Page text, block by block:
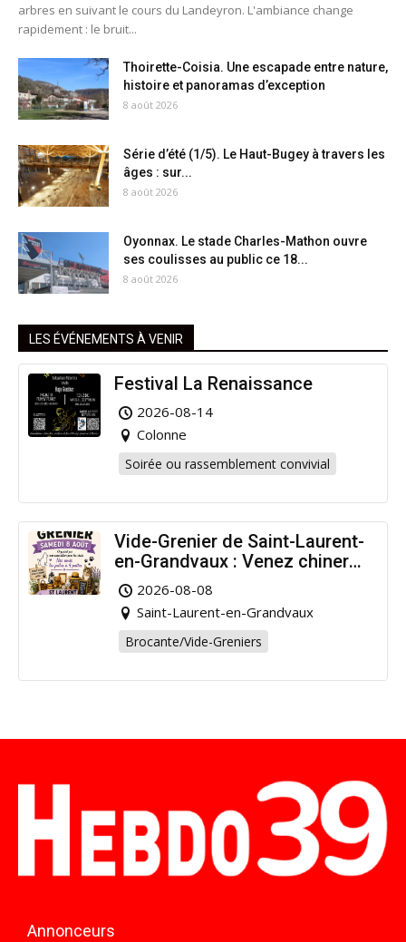
arbres en suivant le cours du Landeyron. L'ambiance change
rapidement : le bruit...
Thoirette-Coisia. Une escapade entre nature,
histoire et panoramas d’exception
8 août 2026
Série d’été (1/5). Le Haut-Bugey à travers les
âges : sur...
8 août 2026
Oyonnax. Le stade Charles-Mathon ouvre
ses coulisses au public ce 18...
8 août 2026
LES ÉVÉNEMENTS À VENIR
Festival La Renaissance
2026-08-14
Colonne
Soirée ou rassemblement convivial
Vide-Grenier de Saint-Laurent-
en-Grandvaux : Venez chiner
pour la bonne cause !
2026-08-08
Saint-Laurent-en-Grandvaux
Brocante/Vide-Greniers